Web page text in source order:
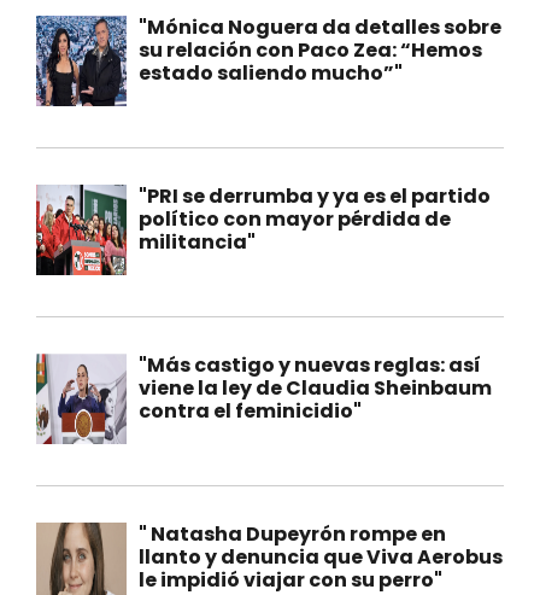
"Mónica Noguera da detalles sobre
su relación con Paco Zea: “Hemos
estado saliendo mucho”"
"PRI se derrumba y ya es el partido
político con mayor pérdida de
militancia"
"Más castigo y nuevas reglas: así
viene la ley de Claudia Sheinbaum
contra el feminicidio"
" Natasha Dupeyrón rompe en
llanto y denuncia que Viva Aerobus
le impidió viajar con su perro"